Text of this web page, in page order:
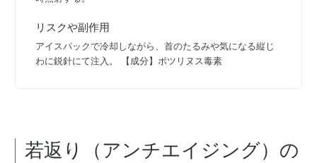
リスクや副作用
アイスパックで冷却しながら、首のたるみや気になる縦じ
わに鋭針にて注入。 【成分】ボツリヌス毒素
若返り（アンチエイジング） の